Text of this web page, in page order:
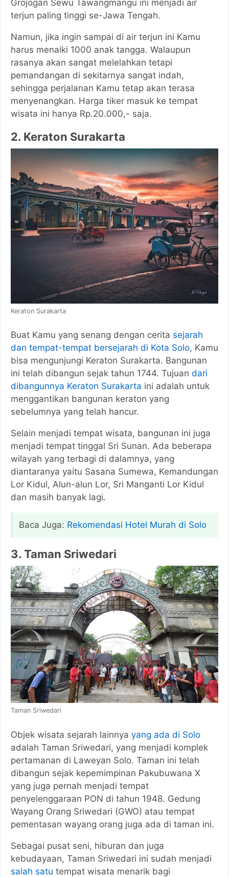
Grojogan Sewu Tawangmangu ini menjadi air
terjun paling tinggi se-Jawa Tengah.
Namun, jika ingin sampai di air terjun ini Kamu
harus menaiki 1000 anak tangga. Walaupun
rasanya akan sangat melelahkan tetapi
pemandangan di sekitarnya sangat indah,
sehingga perjalanan Kamu tetap akan terasa
menyenangkan. Harga tiker masuk ke tempat
wisata ini hanya Rp.20.000,- saja.
2. Keraton Surakarta
Keraton Surakarta
Buat Kamu yang senang dengan cerita sejarah
dan tempat-tempat bersejarah di Kota Solo, Kamu
bisa mengunjungi Keraton Surakarta. Bangunan
ini telah dibangun sejak tahun 1744. Tujuan dari
dibangunnya Keraton Surakarta ini adalah untuk
menggantikan bangunan keraton yang
sebelumnya yang telah hancur.
Selain menjadi tempat wisata, bangunan ini juga
menjadi tempat tinggal Sri Sunan. Ada beberapa
wilayah yang terbagi di dalamnya, yang
diantaranya yaitu Sasana Sumewa, Kemandungan
Lor Kidul, Alun-alun Lor, Sri Manganti Lor Kidul
dan masih banyak lagi.
Baca Juga: Rekomendasi Hotel Murah di Solo
3. Taman Sriwedari
Taman Sriwedari
Objek wisata sejarah lainnya yang ada di Solo
adalah Taman Sriwedari, yang menjadi komplek
pertamanan di Laweyan Solo. Taman ini telah
dibangun sejak kepemimpinan Pakubuwana X
yang juga pernah menjadi tempat
penyelenggaraan PON di tahun 1948. Gedung
Wayang Orang Sriwedari (GWO) atau tempat
pementasan wayang orang juga ada di taman ini.
Sebagai pusat seni, hiburan dan juga
kebudayaan, Taman Sriwedari ini sudah menjadi
salah satu tempat wisata menarik bagi